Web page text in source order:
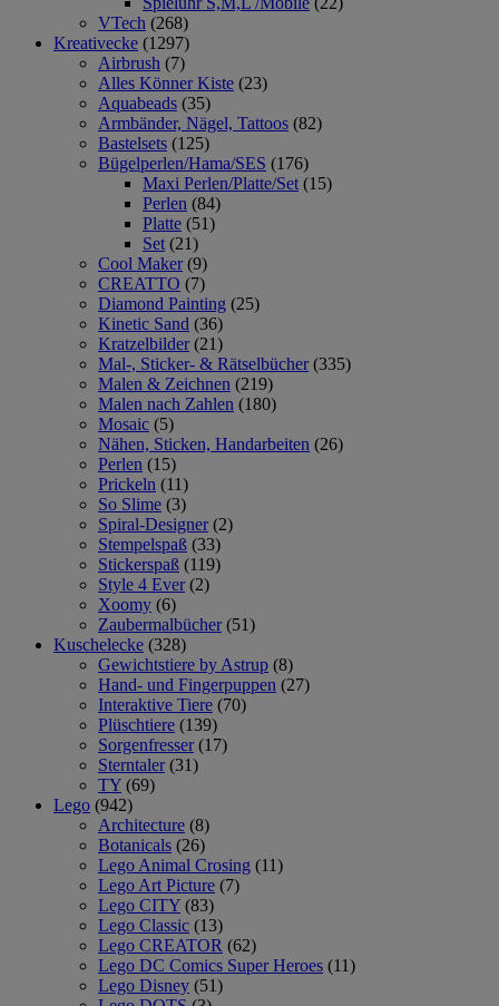
VTech (268)
Kreativecke (1297)
Airbrush (7)
Alles Könner Kiste (23)
Aquabeads (35)
Armbänder, Nägel, Tattoos (82)
Bastelsets (125)
Bügelperlen/Hama/SES (176)
Maxi Perlen/Platte/Set (15)
Perlen (84)
Platte (51)
Set (21)
Cool Maker (9)
CREATTO (7)
Diamond Painting (25)
Kinetic Sand (36)
Kratzelbilder (21)
Mal-, Sticker- & Rätselbücher (335)
Malen & Zeichnen (219)
Malen nach Zahlen (180)
Mosaic (5)
Nähen, Sticken, Handarbeiten (26)
Perlen (15)
Prickeln (11)
So Slime (3)
Spiral-Designer (2)
Stempelspaß (33)
Stickerspaß (119)
Style 4 Ever (2)
Xoomy (6)
Zaubermalbücher (51)
Kuschelecke (328)
Gewichtstiere by Astrup (8)
Hand- und Fingerpuppen (27)
Interaktive Tiere (70)
Plüschtiere (139)
Sorgenfresser (17)
Sterntaler (31)
TY (69)
Lego (942)
Architecture (8)
Botanicals (26)
Lego Animal Crosing (11)
Lego Art Picture (7)
Lego CITY (83)
Lego Classic (13)
Lego CREATOR (62)
Lego DC Comics Super Heroes (11)
Lego Disney (51)